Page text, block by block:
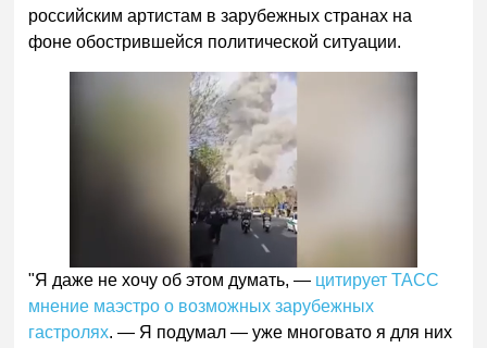
российским артистам в зарубежных странах на
фоне обострившейся политической ситуации.
"Я даже не хочу об этом думать, — цитирует ТАСС
мнение маэстро о возможных зарубежных
гастролях. — Я подумал — уже многовато я для них